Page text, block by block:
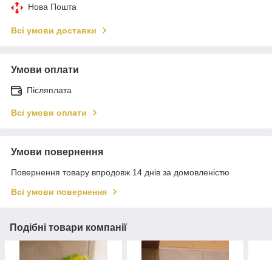
Нова Пошта
Всі умови доставки
Умови оплати
Післяплата
Всі умови оплати
Умови повернення
Повернення товару впродовж 14 днів за домовленістю
Всі умови повернення
Подібні товари компанії